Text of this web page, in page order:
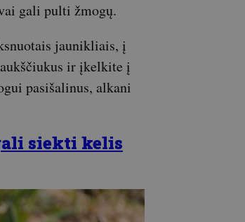
gali pulti žmogų.
jaunikliais, į
ir įkelkite į
pasišalinus, alkani
siekti kelis